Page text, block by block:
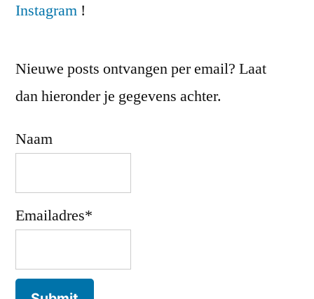
Instagram !
Nieuwe posts ontvangen per email? Laat
dan hieronder je gegevens achter.
Naam
Emailadres*